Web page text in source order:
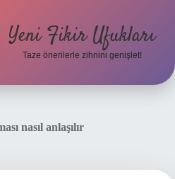
Yeni Fikir Ufukları
Taze önerilerle zihnini genişlet!
nasıl anlaşılır